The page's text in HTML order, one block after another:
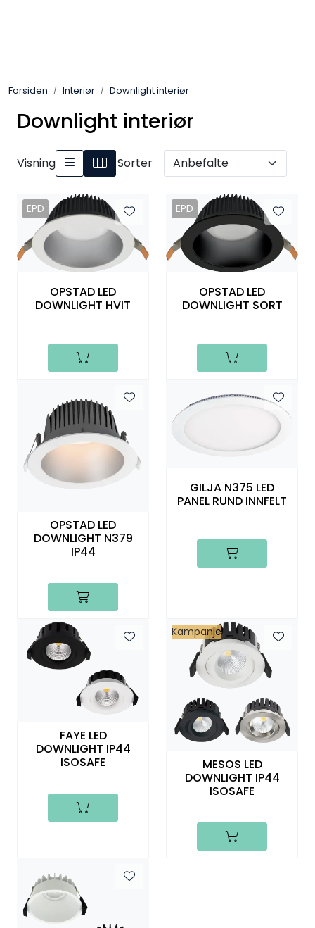
Forsiden Interiør Downlight interiør
Downlight interiør
Visning Sorter
EPD
OPSTAD LED
DOWNLIGHT HVIT
EPD
OPSTAD LED
DOWNLIGHT SORT
OPSTAD LED
DOWNLIGHT N379
IP44
GILJA N375 LED
PANEL RUND INNFELT
FAYE LED
DOWNLIGHT IP44
ISOSAFE
Kampanje
MESOS LED
DOWNLIGHT IP44
ISOSAFE
Industri
LED-striper 24V
Lyskaster/Effekt
Butikk
Lyskilder
Arbeidslampe
EPD
Sluttsalg
Referanser